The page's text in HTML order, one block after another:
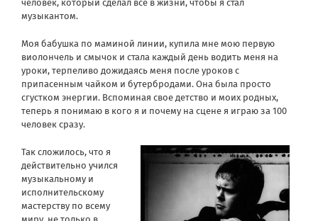
человек, который сделал все в жизни, чтобы я стал
музыкантом.
Моя бабушка по маминой линии, купила мне мою первую
виолончель и смычок и стала каждый день водить меня на
уроки, терпеливо дожидаясь меня после уроков с
припасенным чайком и бутербродами. Она была просто
сгустком энергии. Вспоминая свое детство и моих родных,
теперь я понимаю в кого я и почему на сцене я играю за 100
человек сразу.
Так сложилось, что я
действительно учился
музыкальному и
исполнительскому
мастерству по всему